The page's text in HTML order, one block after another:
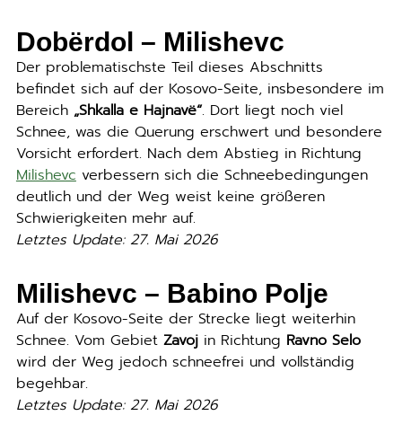
Dobërdol – Milishevc
Der problematischste Teil dieses Abschnitts
befindet sich auf der Kosovo-Seite, insbesondere im
Bereich „Shkalla e Hajnavë“. Dort liegt noch viel
Schnee, was die Querung erschwert und besondere
Vorsicht erfordert. Nach dem Abstieg in Richtung
Milishevcverbessern sich die Schneebedingungen
deutlich und der Weg weist keine größeren
Schwierigkeiten mehr auf.
Letztes Update: 27. Mai 2026
Milishevc – Babino Polje
Auf der Kosovo-Seite der Strecke liegt weiterhin
Schnee. Vom Gebiet Zavojin Richtung Ravno Selo
wird der Weg jedoch schneefrei und vollständig
begehbar.
Letztes Update: 27. Mai 2026